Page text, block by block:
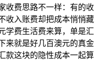
收费思路不一样：有的收
收入账费却把成本悄悄藏
学费生活费来算，单是汇
来就是好几百澳元的真金
款这块的隐性成本一起算